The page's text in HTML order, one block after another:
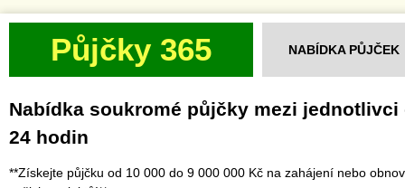
Půjčky 365 NABÍDKA PŮJČEK
Nabídka soukromé půjčky mezi jednotlivci
24 hodin
**Získejte půjčku od 10 000 do 9 000 000 Kč na zahájení nebo